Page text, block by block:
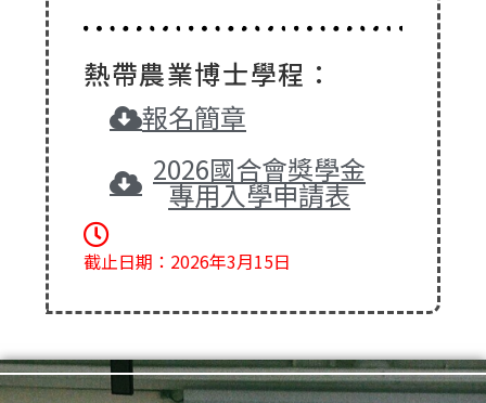
熱帶農業博士學程：
報名簡章
2026國合會獎學金
專用入學申請表
截止日期：2026年3月15日